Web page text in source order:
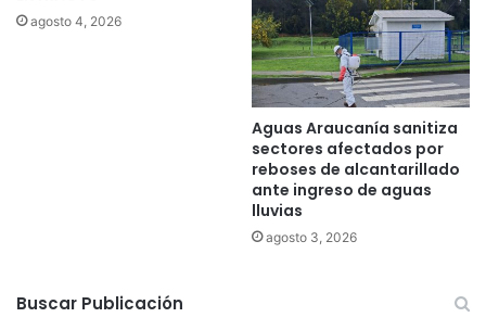
agosto 4, 2026
Aguas Araucanía sanitiza
sectores afectados por
reboses de alcantarillado
ante ingreso de aguas
lluvias
agosto 3, 2026
Buscar Publicación